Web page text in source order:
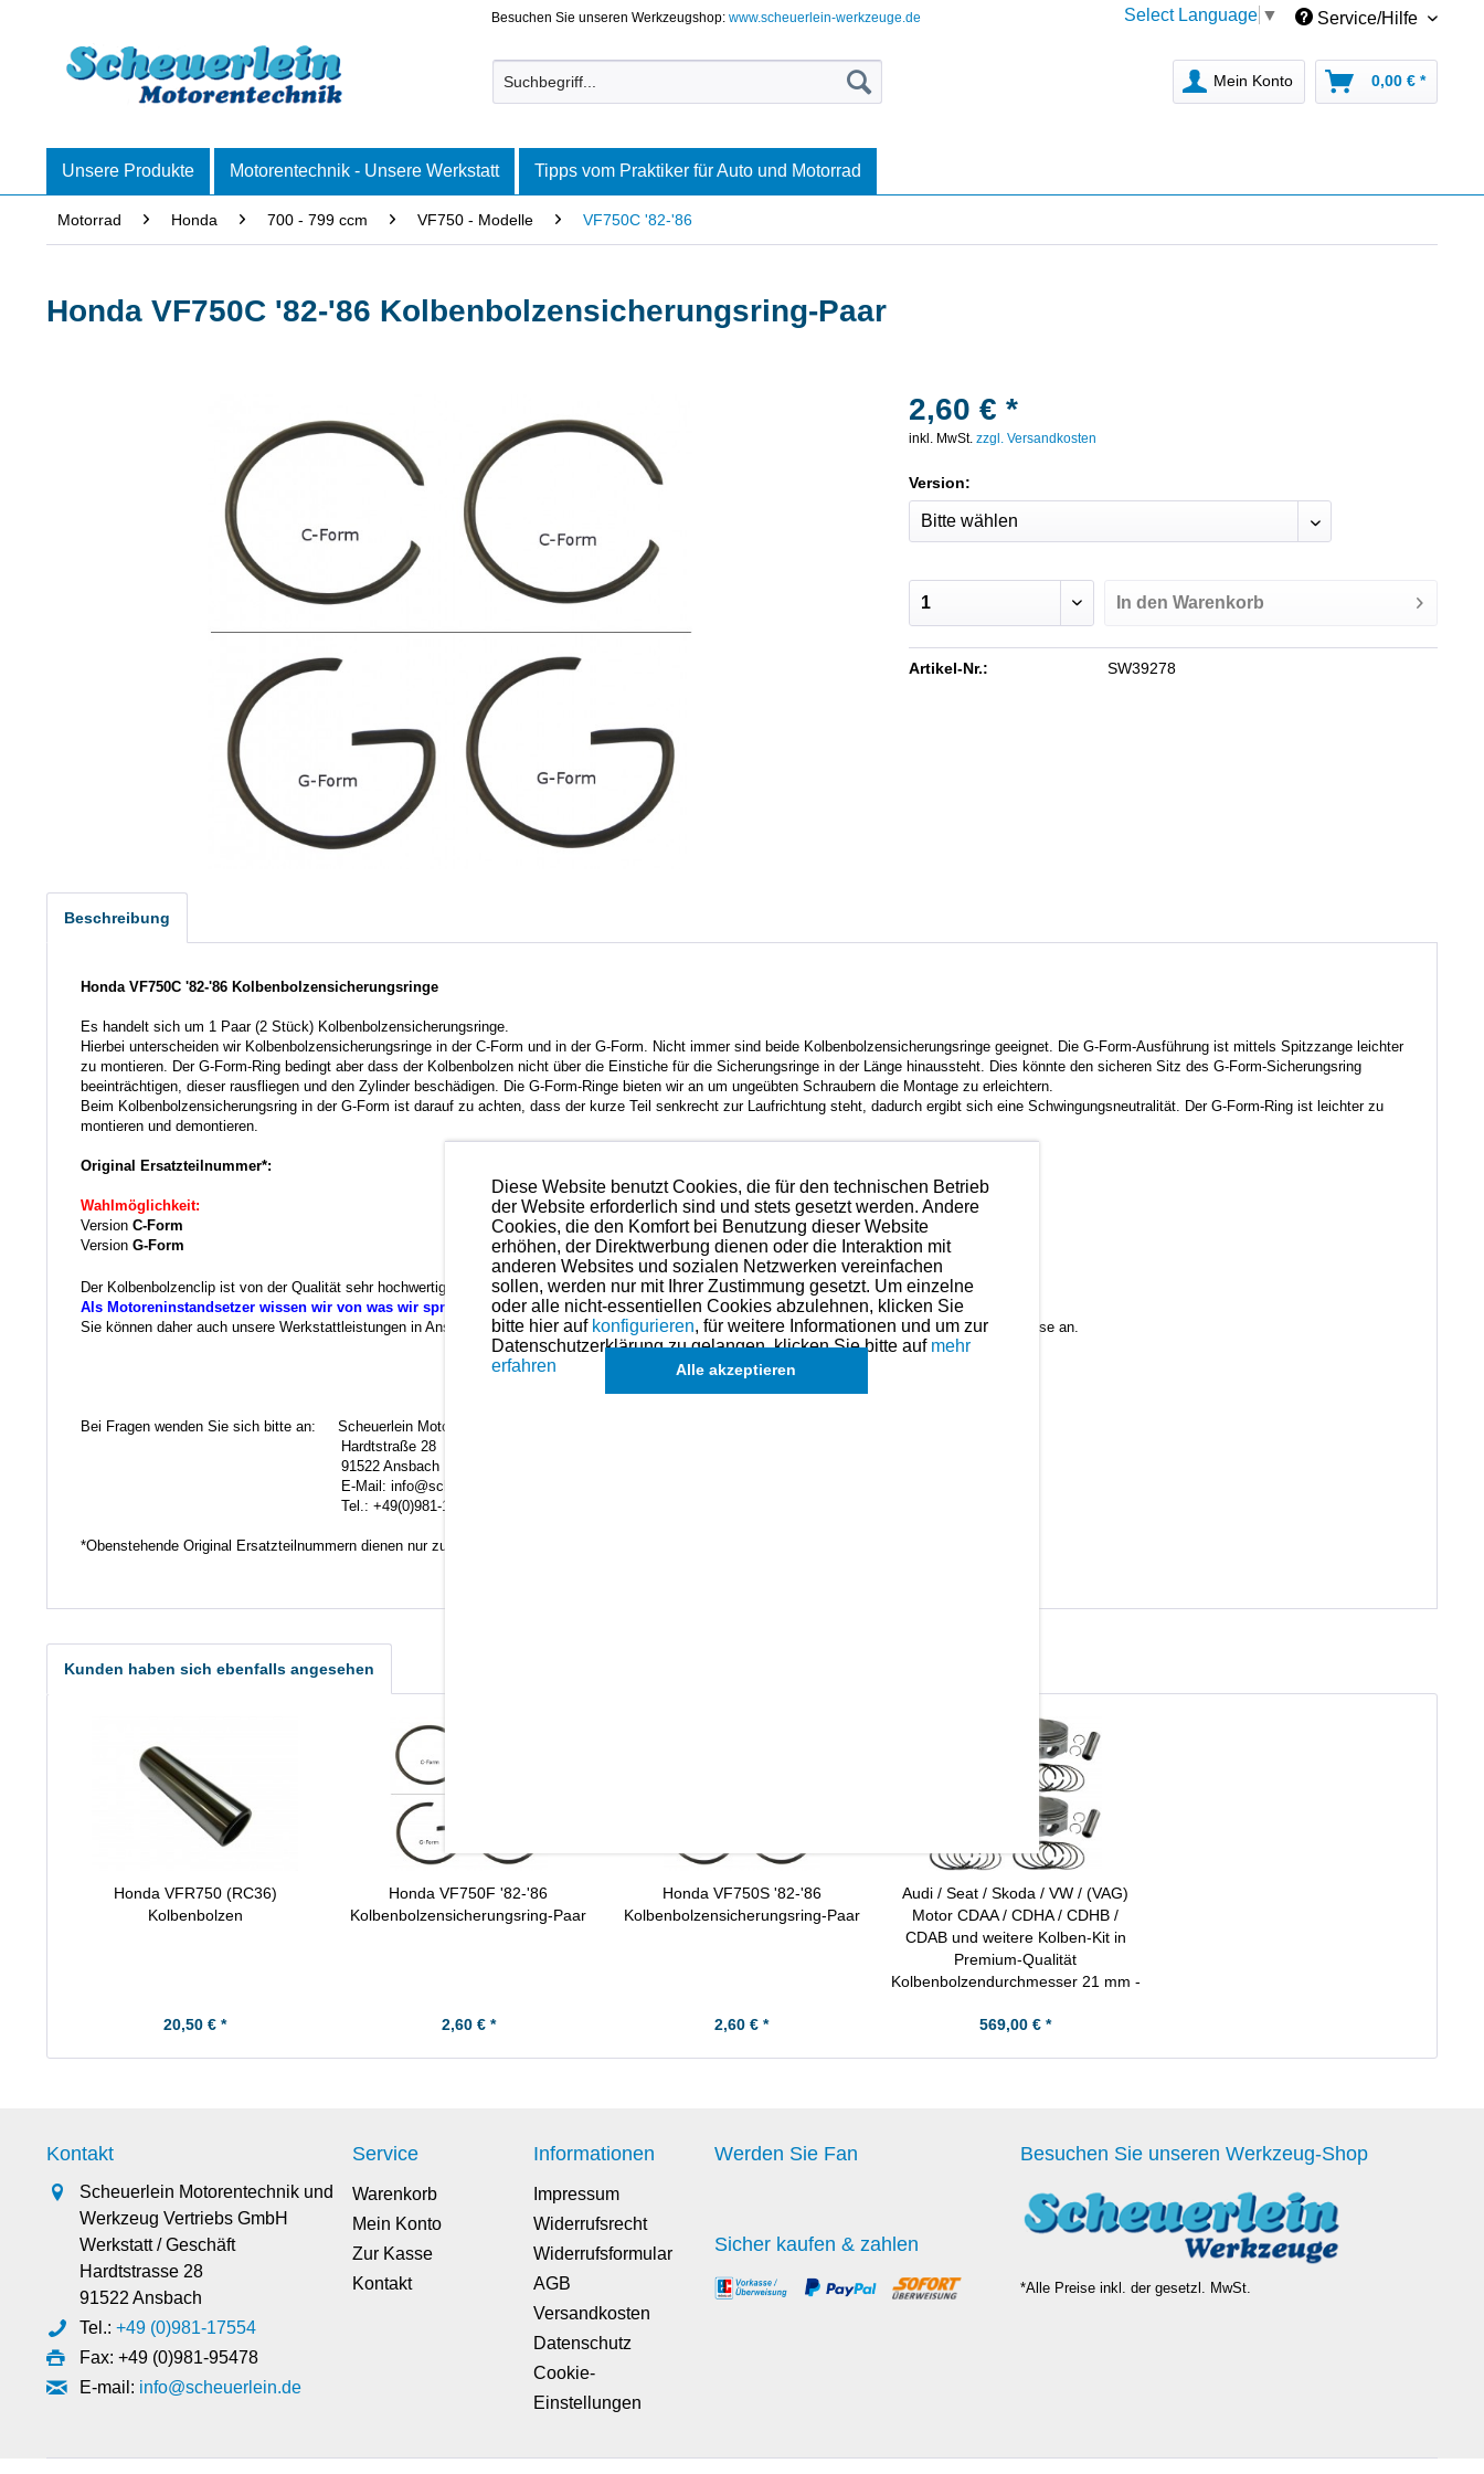
Besuchen Sie unseren Werkzeugshop:www.scheuerlein-werkzeuge.de Select Language ▼ Service/Hilfe
Mein Konto 0,00 € *
Unsere Produkte Motorentechnik - Unsere Werkstatt Tipps vom Praktiker für Auto und Motorrad
Motorrad Honda 700 - 799 ccm VF750 - Modelle VF750C '82-'86
Honda VF750C '82-'86 Kolbenbolzensicherungsring-Paar
2,60 € *
inkl. MwSt.zzgl. Versandkosten
Version:
In den Warenkorb
Artikel-Nr.: SW39278
Beschreibung
Honda VF750C '82-'86 Kolbenbolzensicherungsringe
Es handelt sich um 1 Paar (2 Stück) Kolbenbolzensicherungsringe.
Hierbei unterscheiden wir Kolbenbolzensicherungsringe in der C-Form und in der G-Form. Nicht immer sind beide Kolbenbolzensicherungsringe geeignet. Die G-Form-Ausführung ist mittels Spitzzange leichter
zu montieren. Der G-Form-Ring bedingt aber dass der Kolbenbolzen nicht über die Einstiche für die Sicherungsringe in der Länge hinaussteht. Dies könnte den sicheren Sitz des G-Form-Sicherungsring
beeinträchtigen, dieser rausfliegen und den Zylinder beschädigen. Die G-Form-Ringe bieten wir an um ungeübten Schraubern die Montage zu erleichtern.
Beim Kolbenbolzensicherungsring in der G-Form ist darauf zu achten, dass der kurze Teil senkrecht zur Laufrichtung steht, dadurch ergibt sich eine Schwingungsneutralität. Der G-Form-Ring ist leichter zu
montieren und demontieren.
Original Ersatzteilnummer*:
Wahlmöglichkeit:
Version C-Form
Version G-Form
Der Kolbenbolzenclip ist von der Qualität sehr hochwertig und kann bedenkenlos verbaut werden.
Als Motoreninstandsetzer wissen wir von was wir sprechen.
Sie können daher auch unsere Werkstattleistungen in Anspruch nehmen. Preise hierzu finden Sie in der Kategorien-Übersicht links oder fragen Sie diese an.
Kolbenringe, Kolben und andere Teile für dieses Modell sind (falls vorhanden)
Bei Fragen wenden Sie sich bitte an: Scheuerlein Motorentechnik
Hardtstraße 28
91522 Ansbach
E-Mail: info@scheuerlein.de
Tel.: +49(0)981-17554
*Obenstehende Original Ersatzteilnummern dienen nur zu Vergleichszwecken.
Kunden haben sich ebenfalls angesehen
Honda VFR750 (RC36)
Kolbenbolzen
20,50 € *
Honda VF750F '82-'86
Kolbenbolzensicherungsring-Paar
2,60 € *
Honda VF750S '82-'86
Kolbenbolzensicherungsring-Paar
2,60 € *
Audi / Seat / Skoda / VW / (VAG)
Motor CDAA / CDHA / CDHB /
CDAB und weitere Kolben-Kit in
Premium-Qualität
Kolbenbolzendurchmesser 21 mm -
569,00 € *
Kontakt
Scheuerlein Motorentechnik und
Werkzeug Vertriebs GmbH
Werkstatt / Geschäft
Hardtstrasse 28
91522 Ansbach
Tel.: +49 (0)981-17554
Fax: +49 (0)981-95478
E-mail: info@scheuerlein.de
Service
Warenkorb
Mein Konto
Zur Kasse
Kontakt
Informationen
Impressum
Widerrufsrecht
Widerrufsformular
AGB
Versandkosten
Datenschutz
Cookie-
Einstellungen
Werden Sie Fan
Sicher kaufen & zahlen
Besuchen Sie unseren Werkzeug-Shop
*Alle Preise inkl. der gesetzl. MwSt.
Diese Website benutzt Cookies, die für den technischen Betrieb
der Website erforderlich sind und stets gesetzt werden. Andere
Cookies, die den Komfort bei Benutzung dieser Website
erhöhen, der Direktwerbung dienen oder die Interaktion mit
anderen Websites und sozialen Netzwerken vereinfachen
sollen, werden nur mit Ihrer Zustimmung gesetzt. Um einzelne
oder alle nicht-essentiellen Cookies abzulehnen, klicken Sie
bitte hier auf konfigurieren, für weitere Informationen und um zur
Datenschutzerklärung zu gelangen, klicken Sie bitte auf mehr
erfahren
Alle akzeptieren